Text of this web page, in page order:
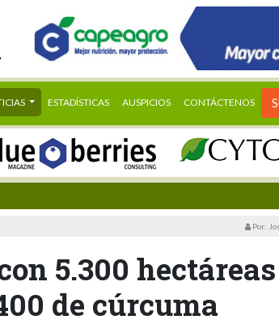
ESTADÍSTICAS AUSPICIOS CONTÁCTENOS
Por:
5.300
de cúrcuma